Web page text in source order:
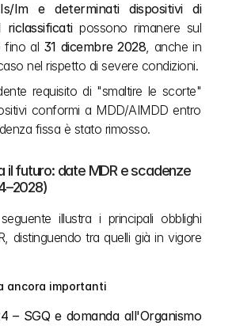
Im e determinati dispositivi di
riclassificati possono rimanere sul
fino al 31 dicembre 2028, anche in
nel rispetto di severe condizioni.
requisito di "smaltire le scorte"
conformi a MDD/AIMDD entro
fissa è stato rimosso.
il futuro: date MDR e scadenze
illustra i principali obblighi
distinguendo tra quelli già in vigore
ancora importanti
– SGQ e domanda all'Organismo